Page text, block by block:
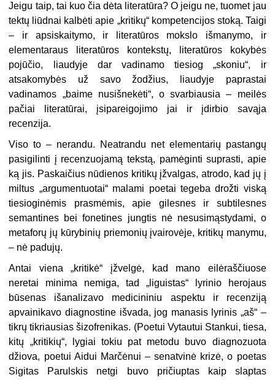
Jeigu taip, tai kuo čia dėta literatūra? O jeigu ne, tuomet jau
tektų liūdnai kalbėti apie „kritikų“ kompetencijos stoką. Taigi
– ir apsiskaitymo, ir literatūros mokslo išmanymo, ir
elementaraus literatūros kontekstų, literatūros kokybės
pojūčio, liaudyje dar vadinamo tiesiog „skoniu“, ir
atsakomybės už savo žodžius, liaudyje paprastai
vadinamos „baime nusišnekėti“, o svarbiausia – meilės
pačiai literatūrai, įsipareigojimo jai ir įdirbio savąja
recenzija.
Viso to – nerandu. Neatrandu net elementarių pastangų
pasigilinti į recenzuojamą tekstą, pamėginti suprasti, apie
ką jis. Paskaičius nūdienos kritikų įžvalgas, atrodo, kad jų į
miltus „argumentuotai“ malami poetai tegeba drožti viską
tiesioginėmis prasmėmis, apie gilesnes ir subtilesnes
semantines bei fonetines jungtis nė nesusimąstydami, o
metaforų jų kūrybinių priemonių įvairovėje, kritikų manymu,
– nė padujų.
Antai viena „kritikė“ įžvelgė, kad mano eilėraščiuose
neretai minima nemiga, tad „liguistas“ lyrinio herojaus
būsenas išanalizavo medicininiu aspektu ir recenziją
apvainikavo diagnostine išvada, jog manasis lyrinis „aš“ –
tikrų tikriausias šizofrenikas. (Poetui Vytautui Stankui, tiesa,
kitų „kritikių“, lygiai tokiu pat metodu buvo diagnozuota
džiova, poetui Aidui Marčėnui – senatvinė krizė, o poetas
Sigitas Parulskis netgi buvo pričiuptas kaip slaptas